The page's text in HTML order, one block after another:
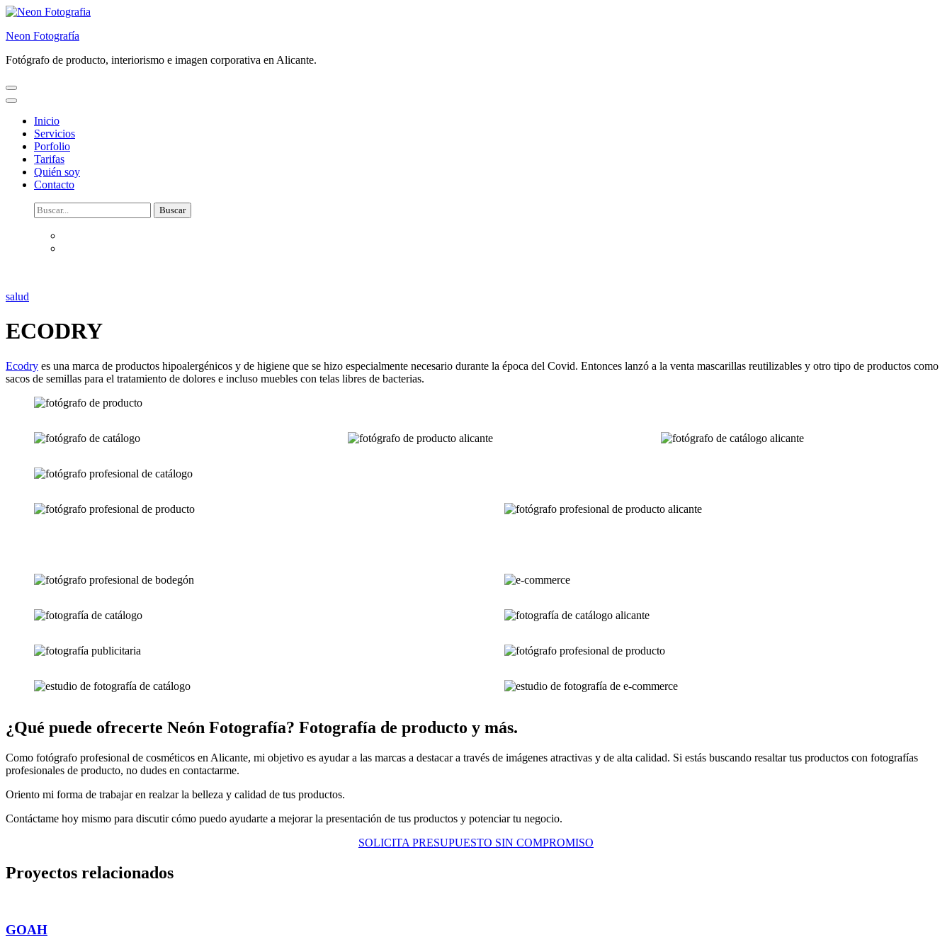
Saltar
contenido
la
Intro)
Neon Fotografía
Fotógrafo de producto, interiorismo e imagen corporativa en Alicante.
Inicio
Servicios
Porfolio
Tarifas
Quién soy
Contacto
Buscar:
salud
ECODRY
Ecodry es una marca de productos hipoalergénicos y de higiene que se hizo especialmente necesario durante la época del Covid. Entonces lanzó a la venta mascarillas reutilizables y otro tipo de productos como
sacos de semillas para el tratamiento de dolores e incluso muebles con telas libres de bacterias.
¿Qué puede ofrecerte Neón Fotografía? Fotografía de producto y más.
Como fotógrafo profesional de cosméticos en Alicante, mi objetivo es ayudar a las marcas a destacar a través de imágenes atractivas y de alta calidad. Si estás buscando resaltar tus productos con fotografías
profesionales de producto, no dudes en contactarme.
Oriento mi forma de trabajar en realzar la belleza y calidad de tus productos.
Contáctame hoy mismo para discutir cómo puedo ayudarte a mejorar la presentación de tus productos y potenciar tu negocio.
SOLICITA PRESUPUESTO SIN COMPROMISO
Proyectos relacionados
GOAH